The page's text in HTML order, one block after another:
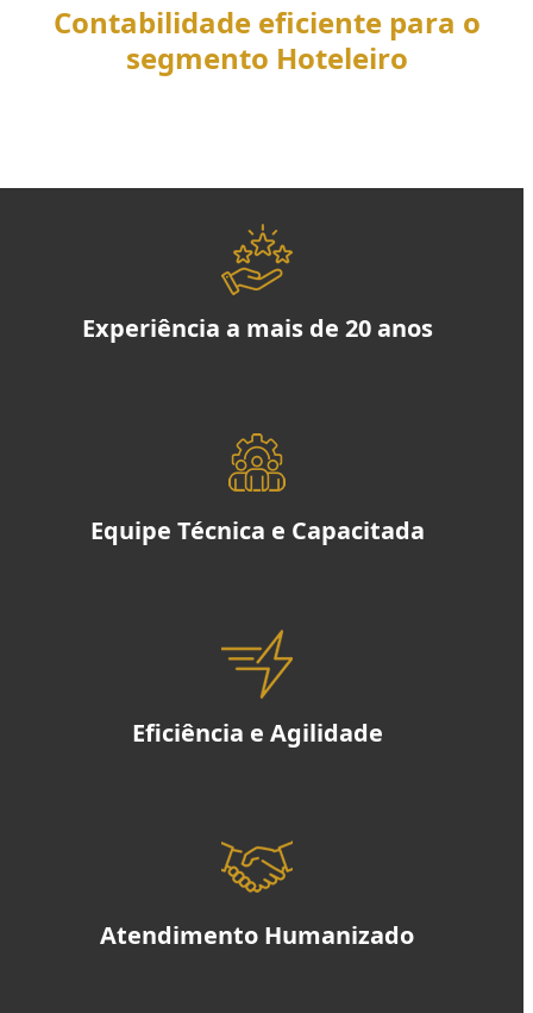
Contabilidade eficiente para o
segmento Hoteleiro
Experiência a mais de 20 anos
Equipe Técnica e Capacitada
Eficiência e Agilidade
Atendimento Humanizado